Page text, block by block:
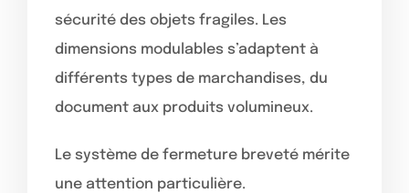
sécurité des objets fragiles. Les
dimensions modulables s’adaptent à
différents types de marchandises, du
document aux produits volumineux.
Le système de fermeture breveté mérite
une attention particulière.